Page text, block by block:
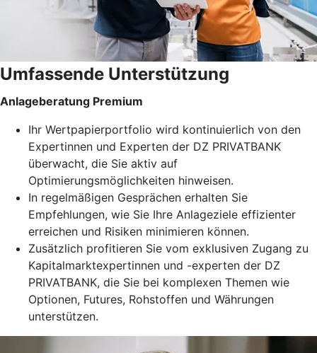
Umfassende Unterstützung
Anlageberatung Premium
Ihr Wertpapierportfolio wird kontinuierlich von den
Expertinnen und Experten der DZ PRIVATBANK
überwacht, die Sie aktiv auf
Optimierungsmöglichkeiten hinweisen.
In regelmäßigen Gesprächen erhalten Sie
Empfehlungen, wie Sie Ihre Anlageziele effizienter
erreichen und Risiken minimieren können.
Zusätzlich profitieren Sie vom exklusiven Zugang zu
Kapitalmarktexpertinnen und -experten der DZ
PRIVATBANK, die Sie bei komplexen Themen wie
Optionen, Futures, Rohstoffen und Währungen
unterstützen.